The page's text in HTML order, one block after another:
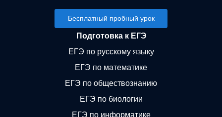
Бесплатный пробный урок
Подготовка к ЕГЭ
ЕГЭ по русскому языку
ЕГЭ по математике
ЕГЭ по обществознанию
ЕГЭ по биологии
ЕГЭ по информатике